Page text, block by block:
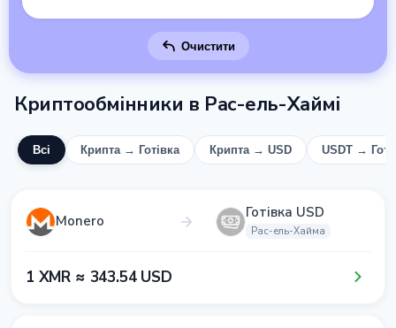
Очистити
Криптообмінники в Рас-ель-Хаймі
Всі Крипта → Готівка Крипта → USD USDT →
Monero Готівка USD
Рас-ель-Хайма
1​ XMR ≈ 3​4​3​.5​4​ USD